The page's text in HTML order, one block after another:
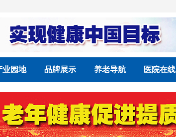
业园地 品牌展示 养老导航 医院在线